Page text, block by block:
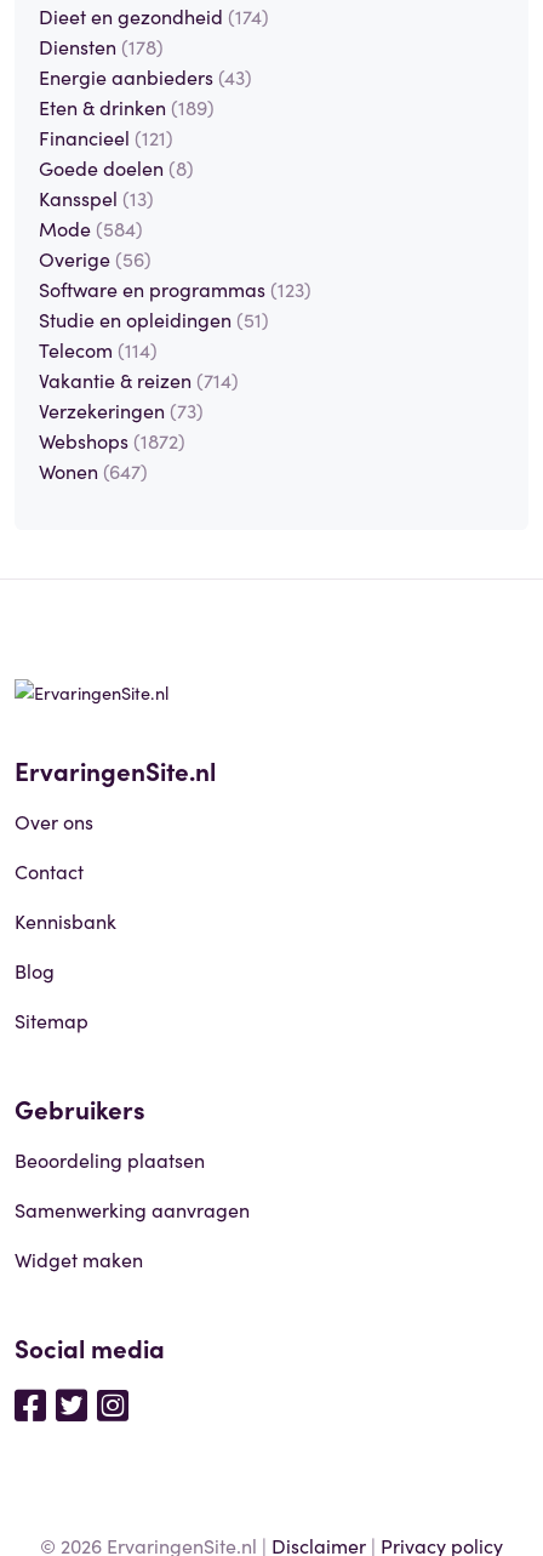
Dieet en gezondheid (174)
Diensten (178)
Energie aanbieders (43)
Eten & drinken (189)
Financieel (121)
Goede doelen (8)
Kansspel (13)
Mode (584)
Overige (56)
Software en programmas (123)
Studie en opleidingen (51)
Telecom (114)
Vakantie & reizen (714)
Verzekeringen (73)
Webshops (1872)
Wonen (647)
ErvaringenSite.nl
Over ons
Contact
Kennisbank
Blog
Sitemap
Gebruikers
Beoordeling plaatsen
Samenwerking aanvragen
Widget maken
Social media
© 2026 ErvaringenSite.nl | Disclaimer | Privacy policy